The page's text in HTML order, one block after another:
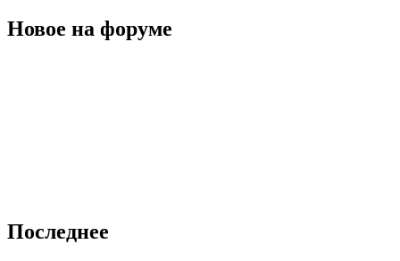
Новое на форуме
Последнее